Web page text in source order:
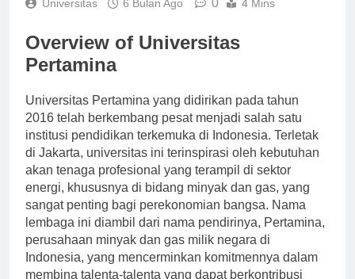
Overview of Universitas
Pertamina
Universitas Pertamina yang didirikan pada tahun
2016 telah berkembang pesat menjadi salah satu
institusi pendidikan terkemuka di Indonesia. Terletak
di Jakarta, universitas ini terinspirasi oleh kebutuhan
akan tenaga profesional yang terampil di sektor
energi, khususnya di bidang minyak dan gas, yang
sangat penting bagi perekonomian bangsa. Nama
lembaga ini diambil dari nama pendirinya, Pertamina,
perusahaan minyak dan gas milik negara di
Indonesia, yang mencerminkan komitmennya dalam